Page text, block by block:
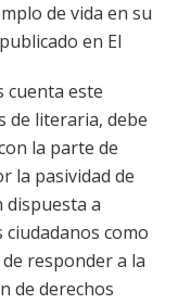
de vida en su
en El
cuenta este
de literaria, debe
la parte de
la pasividad de
dispuesta a
ciudadanos como
responder a la
de derechos